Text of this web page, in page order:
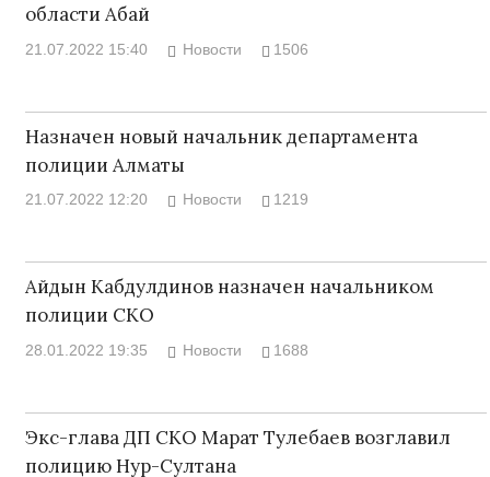
области Абай
21.07.2022 15:40 Новости 1506
Назначен новый начальник департамента
полиции Алматы
21.07.2022 12:20 Новости 1219
Айдын Кабдулдинов назначен начальником
полиции СКО
28.01.2022 19:35 Новости 1688
Экс-глава ДП СКО Марат Тулебаев возглавил
полицию Нур-Султана